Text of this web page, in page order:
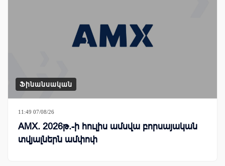
Ֆինանսական
11:49 07/08/26
AMX. 2026թ.-ի հուլիս ամսվա բորսայական
տվյալներն ամփոփ